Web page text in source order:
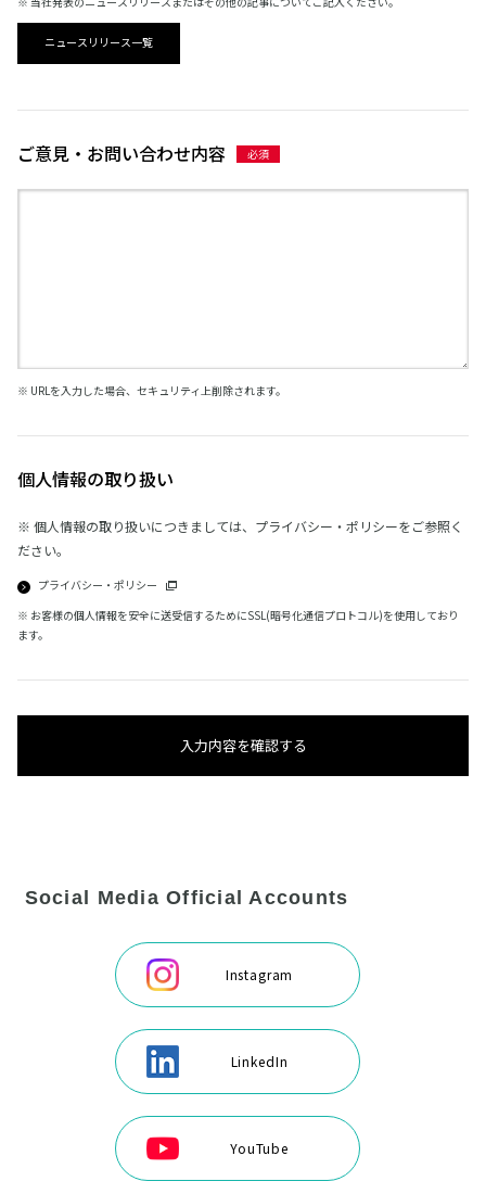
ニュースリリース一覧
ご意見・お問い合わせ内容
※ URLを入力した場合、セキュリティ上削除されます。
個人情報の取り扱い
※ 個人情報の取り扱いにつきましては、プライバシー・ポリシーをご参照く
ださい。
プライバシー・ポリシー
※ お客様の個人情報を安全に送受信するためにSSL(暗号化通信プロトコル)を使用しており
ます。
入力内容を確認する
Social Media Official Accounts
Instagram
LinkedIn
YouTube